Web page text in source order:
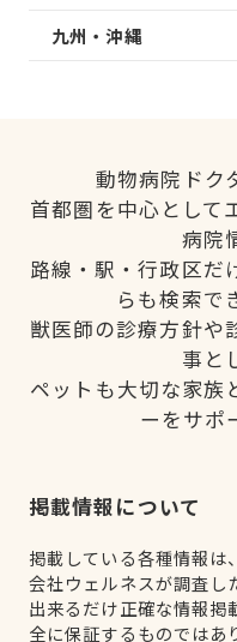
九州・沖縄
動物病院ドク
首都圏を中心として
病院
路線・駅・行政区だ
らも検索で
獣医師の診療方針や
事と
ペットも大切な家族
ーをサポ
掲載情報について
掲載している各種情報は
会社ウェルネスが調査し
出来るだけ正確な情報掲
全に保証するものではあ